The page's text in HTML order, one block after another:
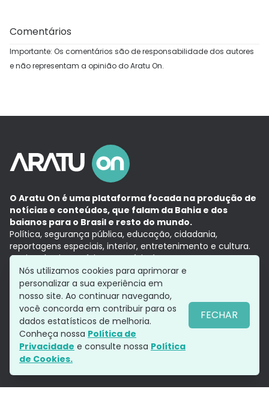
Comentários
Importante: Os comentários são de responsabilidade dos autores
e não representam a opinião do Aratu On.
O Aratu On é uma plataforma focada na produção de
notícias e conteúdos, que falam da Bahia e dos
baianos para o Brasil e resto do mundo.
Política, segurança pública, educação, cidadania,
reportagens especiais, interior, entretenimento e cultura.
Aqui, tudo vira notícia e a notícia é no tempo presente,
com a credibilidade do Grupo Aratu.
Grupo Aratu
Política de privacidade
Siga-nos
Nós utilizamos cookies para aprimorar e
personalizar a sua experiência em
nosso site. Ao continuar navegando,
você concorda em contribuir para os
dados estatísticos de melhoria.
Conheça nossa Política de
Privacidade e consulte nossa Política
de Cookies.
FECHAR